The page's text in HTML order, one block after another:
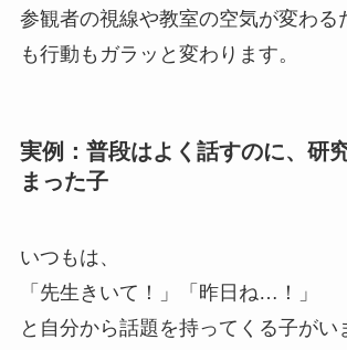
参観者の視線や教室の空気が変わる
も行動もガラッと変わります。
実例：普段はよく話すのに、研
まった子
いつもは、
「先生きいて！」「昨日ね…！」
と自分から話題を持ってくる子がい